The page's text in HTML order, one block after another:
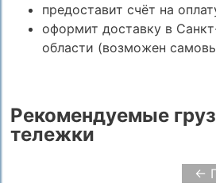
предоставит счёт на
оформит доставку в
области (возможен
Рекомендуемые
тележки
←